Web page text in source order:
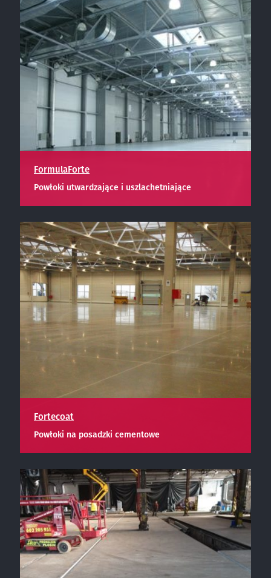
FormulaForte
Powłoki utwardzające i uszlachetniające
Fortecoat
Powłoki na posadzki cementowe